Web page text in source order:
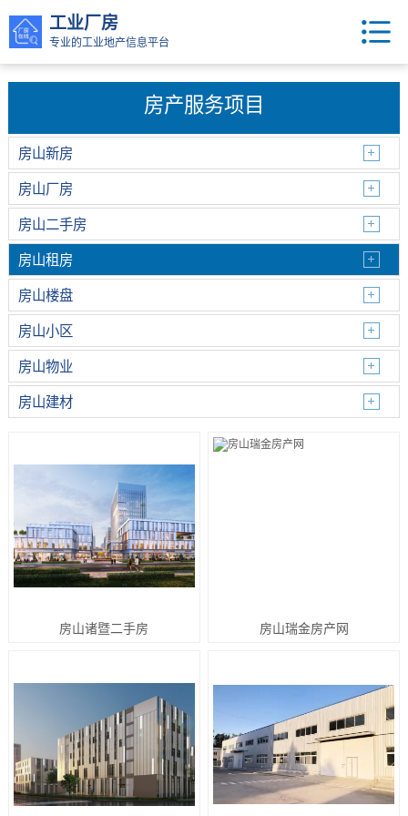
工业厂房
专业的工业地产信息平台
房产服务项目
房山新房
房山厂房
房山二手房
房山租房
房山楼盘
房山小区
房山物业
房山建材
房山诸暨二手房 房山瑞金房产网